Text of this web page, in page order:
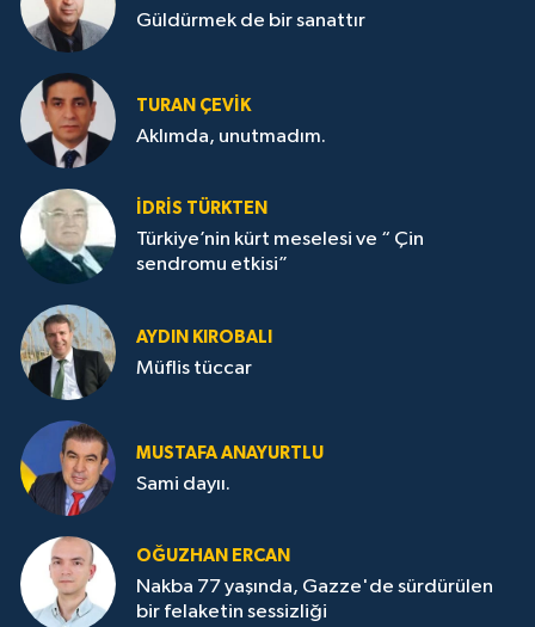
Güldürmek de bir sanattır
TURAN ÇEVİK
Aklımda, unutmadım.
İDRİS TÜRKTEN
Türkiye’nin kürt meselesi ve “ Çin
sendromu etkisi”
AYDIN KIROBALI
Müflis tüccar
MUSTAFA ANAYURTLU
Sami dayıı.
OĞUZHAN ERCAN
Nakba 77 yaşında, Gazze'de sürdürülen
bir felaketin sessizliği